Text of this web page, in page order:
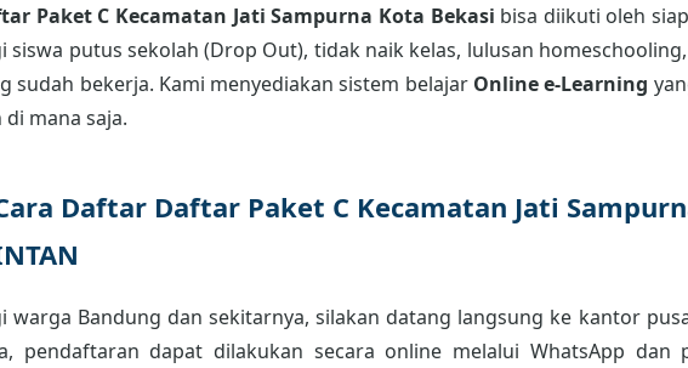
Paket C Kecamatan Jati Sampurna Kota Bekasi bisa diikuti oleh
siswa putus sekolah (Drop Out), tidak naik kelas, lulusan
sudah bekerja. Kami menyediakan sistem belajar Online e-Learning
di mana saja.
Daftar Daftar Paket C Kecamatan Jati
warga Bandung dan sekitarnya, silakan datang langsung ke kantor
pendaftaran dapat dilakukan secara online melalui WhatsApp dan